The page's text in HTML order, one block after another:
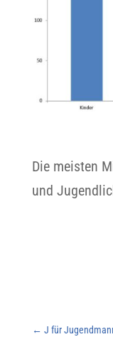
Die meisten
und
← J für